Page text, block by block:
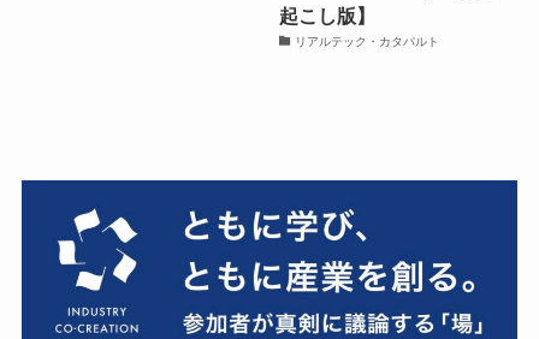
起こし版】
リアルテック・カタパルト